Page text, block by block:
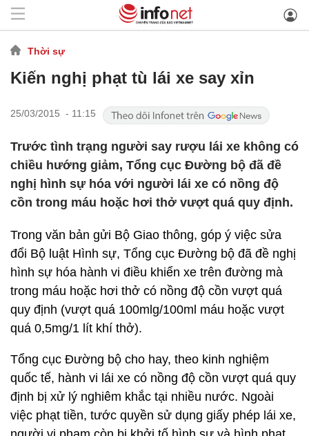
Thời sự
Kiến nghị phạt tù lái xe say xỉn
25/03/2015 - 11:15
Trước tình trạng người say rượu lái xe không có
chiều hướng giảm, Tổng cục Đường bộ đã đề
nghị hình sự hóa với người lái xe có nồng độ
cồn trong máu hoặc hơi thở vượt quá quy định.
Trong văn bản gửi Bộ Giao thông, góp ý việc sửa
đổi Bộ luật Hình sự, Tổng cục Đường bộ đã đề nghị
hình sự hóa hành vi điều khiển xe trên đường mà
trong máu hoặc hơi thở có nồng độ cồn vượt quá
quy định (vượt quá 100mlg/100ml máu hoặc vượt
quá 0,5mg/1 lít khí thở).
Tổng cục Đường bộ cho hay, theo kinh nghiệm
quốc tế, hành vi lái xe có nồng độ cồn vượt quá quy
định bị xử lý nghiêm khắc tại nhiều nước. Ngoài
việc phạt tiền, tước quyền sử dụng giấy phép lái xe,